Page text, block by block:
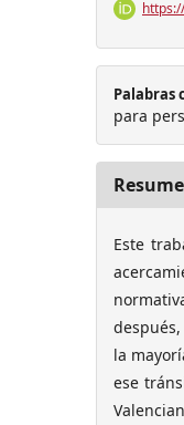
Palabras
para
Este
la
ese